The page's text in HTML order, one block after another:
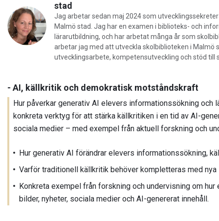
stad
Jag arbetar sedan maj 2024 som
Malmö stad. Jag har en examen i biblioteks- och
lärarutbildning, och har arbetat många år som
arbetar jag med att utveckla skolbiblioteken i Malmö
utvecklingsarbete, kompetensutveckling och stöd till
- AI, källkritik och demokratisk motståndskraft
Hur påverkar generativ AI elevers informationssökning och
konkreta verktyg för att stärka källkritiken i en tid av AI-
sociala medier – med exempel från aktuell forskning och
Hur generativ AI förändrar elevers informationssökning,
Varför traditionell källkritik behöver kompletteras med nya
Konkreta exempel från forskning och undervisning om hur
bilder, nyheter, sociala medier och AI-genererat innehåll.